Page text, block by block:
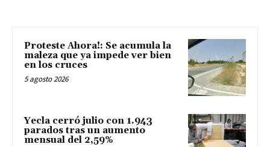
Proteste Ahora!: Se acumula la
maleza que ya impede ver bien
en los cruces
5 agosto 2026
Yecla cerró julio con 1.943
parados tras un aumento
mensual del 2,59%